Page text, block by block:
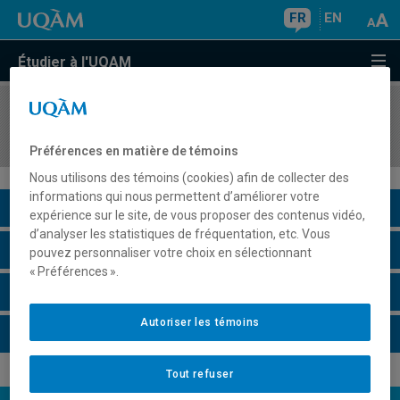
FR EN
Étudier à l'UQAM
COURS//
Description du cours
Horaire - Été 2026
Préférences en matière de témoins
Nous utilisons des témoins (cookies) afin de collecter des
informations qui nous permettent d’améliorer votre
expérience sur le site, de vous proposer des contenus vidéo,
d’analyser les statistiques de fréquentation, etc. Vous
pouvez personnaliser votre choix en sélectionnant
« Préférences ».
Tout refuser
Autoriser les témoins